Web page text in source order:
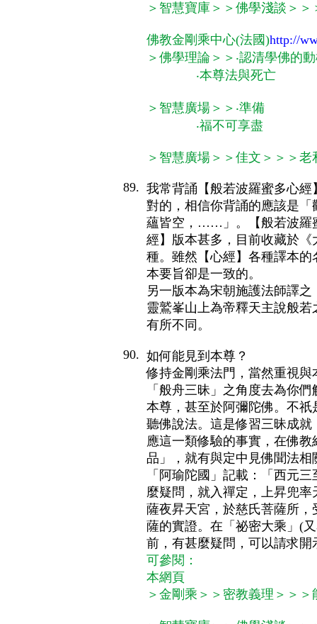
＞智慧寶庫＞＞佛學淺談＞
佛教金剛乘中心(法國)http://
＞佛學理論＞＞‧認清學佛的
‧本尊法與死亡
＞智慧廣場＞＞‧準備
‧福不可享盡
＞智慧廣場＞＞佳文＞＞＞老
89. 我常背誦【般若波羅蜜多心
對的，相信你背誦的應該是
蘊皆空，……」。【般若波羅
經】版本甚多，目前收藏於
種。雖然【心經】各種譯本
本要旨卻是一致的。
另一版本為宋朝施護法師譯
靈鷲峯山上為帝釋天主說般
有所不同。
90. 如何能見到本尊？
修持金剛乘法門，當然重視
「般舟三昧」之角度去為你
本尊，甚至於阿彌陀佛。不
聽佛說法。這是修習三昧成
應這一類修驗的事實，在佛
品」，就有與定中見佛聞法
「阿瑜陀國」記載：「西元
麼疑問，就入禪定，上昇兜
薩夜昇天宮，於慈氏菩薩所
薩的實證。在「祕密大乘」(
前，有甚麼疑問，可以請求
可參閱：
本網頁
＞金剛乘＞＞密教義理＞＞